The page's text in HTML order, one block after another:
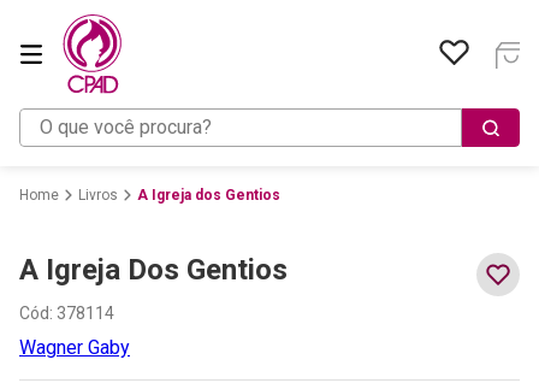
O que você procura?
Livros A Igreja dos Gentios
A Igreja Dos Gentios
Cód: 378114
Wagner Gaby